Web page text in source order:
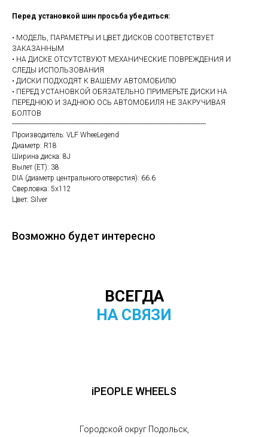
Перед установкой шин просьба убедиться:
• МОДЕЛЬ, ПАРАМЕТРЫ И ЦВЕТ ДИСКОВ СООТВЕТСТВУЕТ
ЗАКАЗАННЫМ
• НА ДИСКЕ ОТСУТСТВУЮТ МЕХАНИЧЕСКИЕ ПОВРЕЖДЕНИЯ И
СЛЕДЫ ИСПОЛЬЗОВАНИЯ
• ДИСКИ ПОДХОДЯТ К ВАШЕМУ АВТОМОБИЛЮ
• ПЕРЕД УСТАНОВКОЙ ОБЯЗАТЕЛЬНО ПРИМЕРЬТЕ ДИСКИ НА
ПЕРЕДНЮЮ И ЗАДНЮЮ ОСЬ АВТОМОБИЛЯ НЕ ЗАКРУЧИВАЯ
БОЛТОВ
------------------------------------------------------------------------------------------------------------
Производитель: VLF WheeLegend
Диаметр: R18
Ширина диска: 8J
Вылет (ET): 38
DIA (диаметр центрального отверстия): 66.6
Сверловка: 5х112
Цвет: Silver
Возможно будет интересно
ВСЕГДА
НА СВЯЗИ
iPEOPLE WHEELS
Городской округ Подольск,